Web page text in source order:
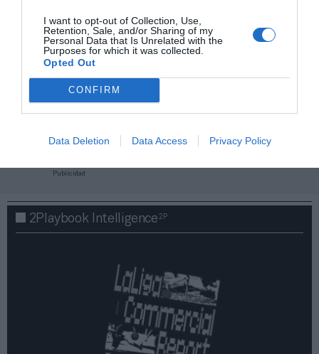
I want to opt-out of Collection, Use,
Retention, Sale, and/or Sharing of my
Personal Data that Is Unrelated with the
Purposes for which it was collected.
Opted Out
CONFIRM
Data Deletion Data Access Privacy Policy
¡Haz click aquí y accede sin límites a contenidos
Publicidad
2Playbook Intelligence2P